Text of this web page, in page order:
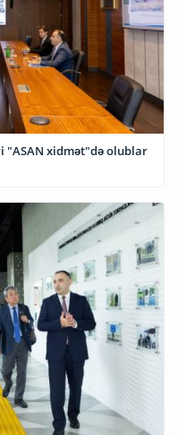
"ASAN xidmət"də olublar